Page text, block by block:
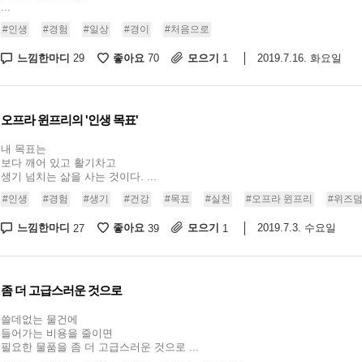
#인생 #경험 #일상 #경이 #처음으로
느낌한마디 29 좋아요 70 모으기 1 2019.7.16. 화요일
오프라 윈프리의 '인생 목표'
내 목표는
보다 깨어 있고 활기차고
생기 넘치는 삶을 사는 것이다. ...
#인생 #경험 #생기 #건강 #목표 #실천 #오프라 윈프리 #위즈덤
느낌한마디 27 좋아요 39 모으기 1 2019.7.3. 수요일
좀 더 고급스러운 것으로
쓸데없는 물건에
들어가는 비용을 줄이면
필요한 물품을 좀 더 고급스러운 것으로 ...